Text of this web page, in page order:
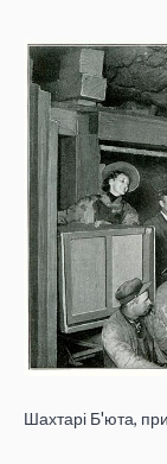
Шахтарі Б'юта,